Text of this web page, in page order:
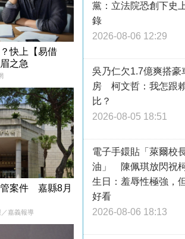
快上【易借
之急
案件 嘉縣8月
嘉義報導
黨：立法院恐創下史
錄
2026-08-06 12:29
吳乃仁欠1.7億爽搭豪
房 柯文哲：我怎跟
比？
2026-08-05 18:51
電子手鐶貼「萊爾校
油」 陳佩琪放閃祝
生日：羞辱性極強，
好看
2026-08-06 18:13